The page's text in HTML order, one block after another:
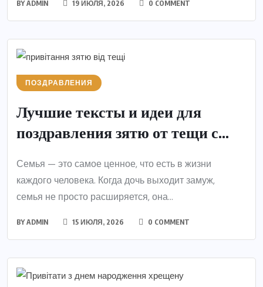
BYADMIN 19 ИЮЛЯ, 2026 0 COMMENT
ПОЗДРАВЛЕНИЯ
Лучшие тексты и идеи для
поздравления зятю от тещи с...
Семья — это самое ценное, что есть в жизни
каждого человека. Когда дочь выходит замуж,
семья не просто расширяется, она...
BYADMIN 15 ИЮЛЯ, 2026 0 COMMENT